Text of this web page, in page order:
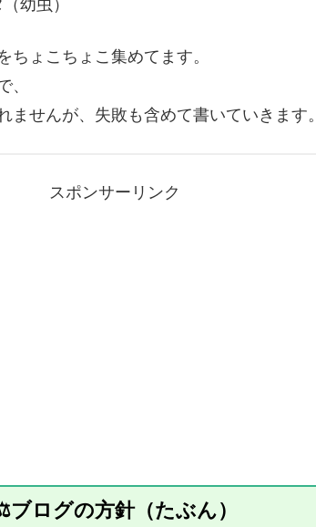
（幼虫）
ちょこちょこ集めてます。
、
せんが、失敗も含めて書いていきます。
スポンサーリンク
ブログの方針（たぶん）